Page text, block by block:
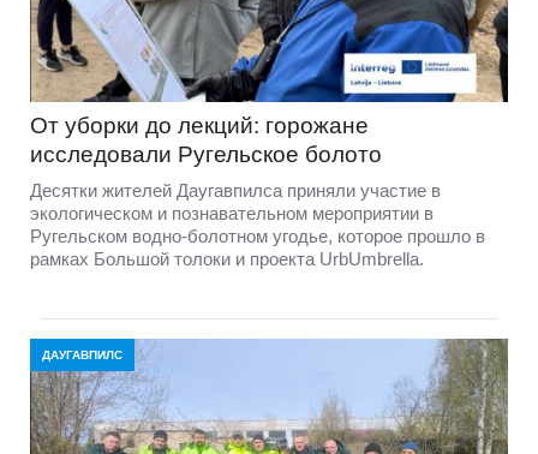
От уборки до лекций: горожане
исследовали Ругельское болото
Десятки жителей Даугавпилса приняли участие в
экологическом и познавательном мероприятии в
Ругельском водно-болотном угодье, которое прошло в
рамках Большой толоки и проекта UrbUmbrella.
ДАУГАВПИЛС